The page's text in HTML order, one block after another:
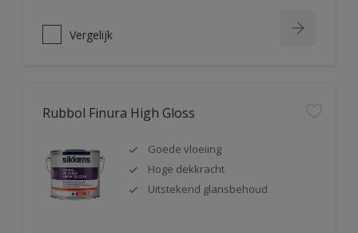
Vergelijk
Rubbol Finura High Gloss
Goede vloeiing
Hoge dekkracht
Uitstekend glansbehoud